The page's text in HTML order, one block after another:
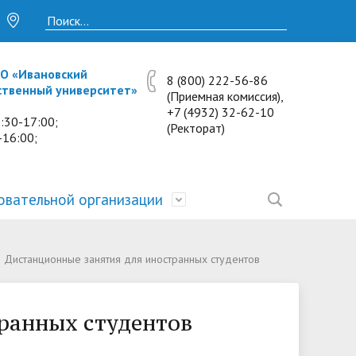
«Ивановский
университет»
17:00;
8 (800) 222-56-86
(Приемная комиссия),
+7 (4932) 32-62-10
(Ректорат)
• Исследования и проекты
• Противодействие коррупции
• Платные образовательные услуги
• Многопрофильная зимняя школа.
• Калькулятор пени
• Дистанционное обучение
• Отзывы выпускников
организации
• Образование
образовательного процесса.
Дистанционные занятия для иностранных студентов
студентов